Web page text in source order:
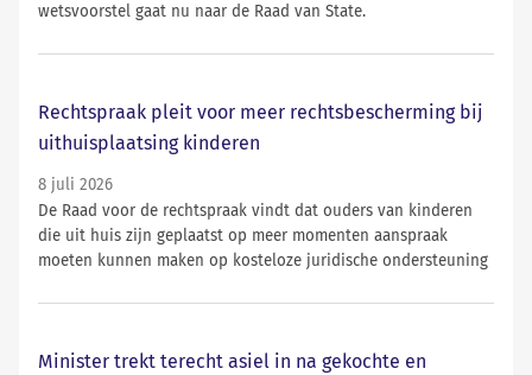
wetsvoorstel gaat nu naar de Raad van State.
Rechtspraak pleit voor meer rechtsbescherming bij
uithuisplaatsing kinderen
8 juli 2026
De Raad voor de rechtspraak vindt dat ouders van kinderen
die uit huis zijn geplaatst op meer momenten aanspraak
moeten kunnen maken op kosteloze juridische ondersteuning
Minister trekt terecht asiel in na gekochte en